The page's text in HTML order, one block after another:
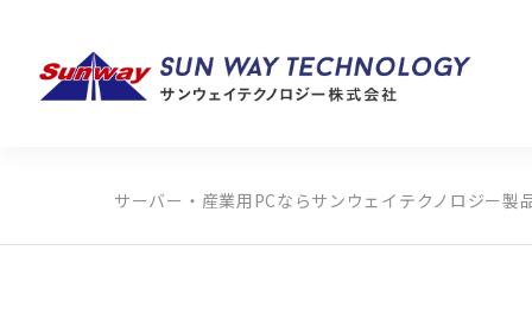
製品カテゴリから探す
メーカーから探す
サーバー・産業用PCならサンウェイテクノロジー製